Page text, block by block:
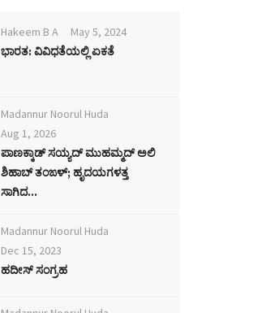
Hakeem B A
May 5, 2024
ಭಾರತ: ವಿವಿಧತೆಯಲ್ಲಿ ಏಕತೆ
Madannur Noorul Huda
Aug 1, 2026
ಪಾಣಕ್ಕಾಡ್ ಸಯ್ಯದ್ ಮುಹಮ್ಮದ್ ಅಲಿ
ಶಿಹಾಬ್ ತಂಙಳ್; ಹೃದಯಗಳತ್ತ
ಸಾಗಿದ...
Madannur Noorul Huda
Dec 15, 2023
ಹದೀಸ್ ಸಂಗ್ರಹ